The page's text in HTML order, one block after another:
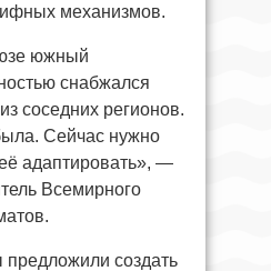
механизмов.
южный
снабжался
соседних регионов.
Сейчас нужно
адаптировать», —
Всемирного
предложили создать